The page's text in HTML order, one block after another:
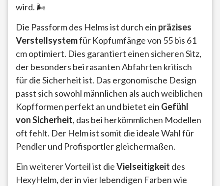
wird. 🌬️
Die Passform des Helms ist durch ein präzises
Verstellsystemfür Kopfumfänge von 55 bis 61
cm optimiert. Dies garantiert einen sicheren Sitz,
der besonders bei rasanten Abfahrten kritisch
für die Sicherheit ist. Das ergonomische Design
passt sich sowohl männlichen als auch weiblichen
Kopfformen perfekt an und bietet ein Gefühl
von Sicherheit, das bei herkömmlichen Modellen
oft fehlt. Der Helm ist somit die ideale Wahl für
Pendler und Profisportler gleichermaßen.
Ein weiterer Vorteil ist dieVielseitigkeit des
HexyHelm, der in vier lebendigen Farben wie